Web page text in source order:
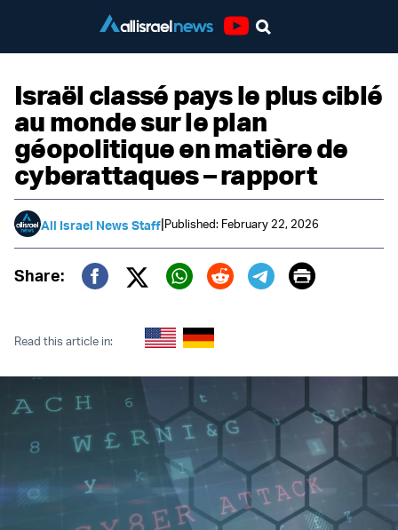
Israël classé pays le plus ciblé
au monde sur le plan
géopolitique en matière de
cyberattaques – rapport
All Israel News Staff|Published: February 22, 2026
Share:
Twitter (X)
Print
Read this article in: